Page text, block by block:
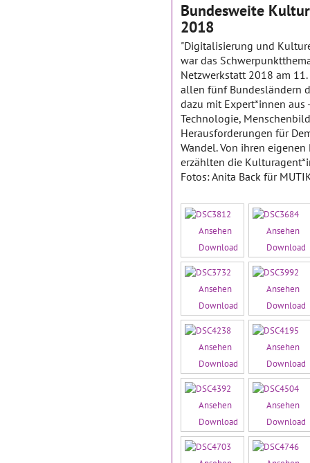
Bundesweite
2018
"Digitalisierung und
war das
Netzwerkstatt 2018 am
allen fünf Bundesländern
dazu mit Expert*innen
Technologie,
Herausforderungen für
Wandel. Von ihren
erzählten die
Fotos: Anita Back für
Ansehen
Download
Ansehen
Download
Ansehen
Download
Ansehen
Download
Ansehen
Download
Ansehen
Download
Ansehen
Download
Ansehen
Download